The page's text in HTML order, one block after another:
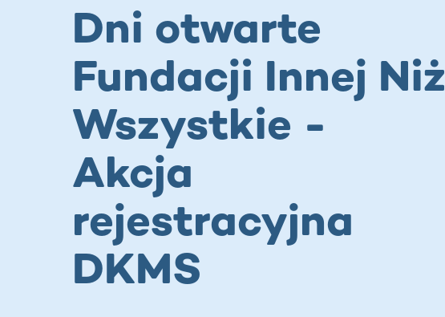
Dni otwarte
Fundacji Innej Niż
Wszystkie -
Akcja
rejestracyjna
DKMS